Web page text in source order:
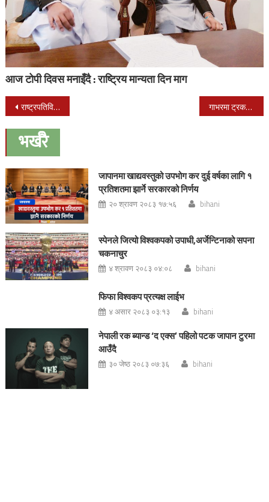
आज टोपी दिवस मनाइँदै : राष्ट्रिय मान्यता दिन माग
Post
navigation
राष्ट्रपतिविरुद्ध सडकमा उत्रियो नेविसंघ गाभरमा ट्रकको ठक्करबाट एक पैदलयात्रीको मृत्यु
भर्खरै
जापानमा खाद्यवस्तुको उपभोग कर दुई वर्षका लागि १
प्रतिशतमा झार्ने सरकारको निर्णय
२० श्रावण २०८३ १७:५६ bihani
स्पेनले जित्यो विश्वकपको उपाधी,अर्जेन्टिनाको सपना
चकनाचुर
४ श्रावण २०८३ ०४:०८ bihani
फिफा विश्वकप प्रत्यक्ष लाईभ
४ असार २०८३ ०३:१३ bihani
नेपाली रक ब्यान्ड ‘द एक्स’ पहिलो पटक जापान टुरमा
आउँदै
३० जेष्ठ २०८३ ०७:३६ bihani